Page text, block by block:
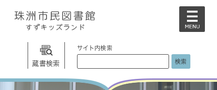
メ
ニ
ー
蔵書検索
サイト内検索
o
o